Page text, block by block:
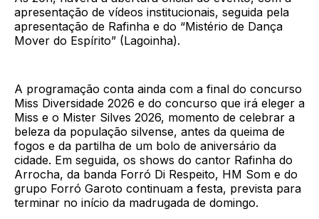
apresentação de vídeos institucionais, seguida pela
apresentação de Rafinha e do “Mistério de Dança
Mover do Espírito” (Lagoinha).
A programação conta ainda com a final do concurso
Miss Diversidade 2026 e do concurso que irá eleger a
Miss e o Mister Silves 2026, momento de celebrar a
beleza da população silvense, antes da queima de
fogos e da partilha de um bolo de aniversário da
cidade. Em seguida, os shows do cantor Rafinha do
Arrocha, da banda Forró Di Respeito, HM Som e do
grupo Forró Garoto continuam a festa, prevista para
terminar no início da madrugada de domingo.